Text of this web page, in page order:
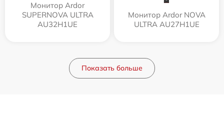
Монитор Ardor
SUPERNOVA ULTRA
AU32H1UE
Монитор Ardor NOVA
ULTRA AU27H1UE
Показать больше